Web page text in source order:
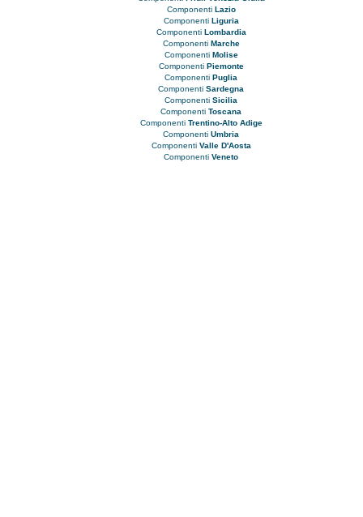
Componenti Lazio
Componenti Liguria
Componenti Lombardia
Componenti Marche
Componenti Molise
Componenti Piemonte
Componenti Puglia
Componenti Sardegna
Componenti Sicilia
Componenti Toscana
Componenti Trentino-Alto Adige
Componenti Umbria
Componenti Valle D'Aosta
Componenti Veneto